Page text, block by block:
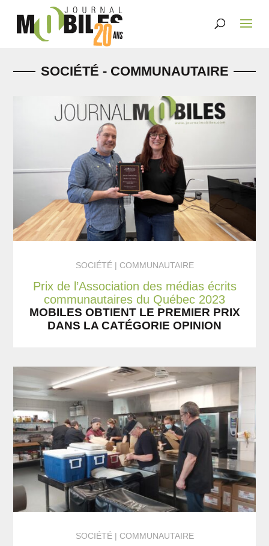
SOCIÉTÉ - COMMUNAUTAIRE
SOCIÉTÉ COMMUNAUTAIRE
Prix de l’Association des médias écrits
communautaires du Québec 2023
MOBILES OBTIENT LE PREMIER PRIX
DANS LA CATÉGORIE OPINION
SOCIÉTÉ COMMUNAUTAIRE